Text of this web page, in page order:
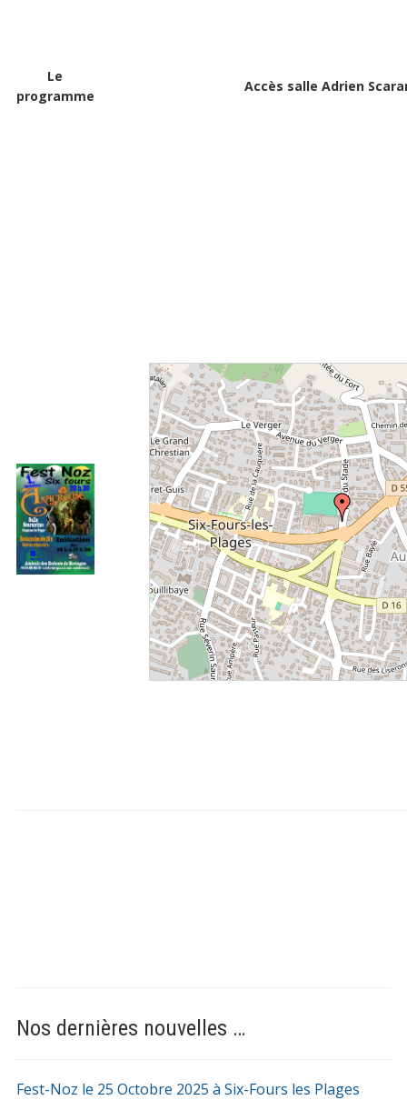
Le
programme
Accès salle Adrien
Nos dernières nouvelles …
Fest-Noz le 25 Octobre 2025 à Six-Fours les Plages